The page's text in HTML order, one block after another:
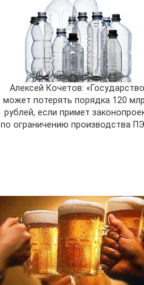
Алексей Кочетов: «Государство
может потерять порядка 120
рублей, если примет
по ограничению производства